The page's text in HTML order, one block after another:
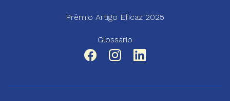
Prêmio Artigo Eficaz 2025
Glossário